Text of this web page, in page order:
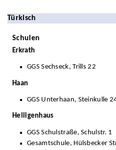
Türkisch
Schulen
Erkrath
GGS Sechseck, Trills 22
Haan
GGS Unterhaan, Steinkulle
Heiligenhaus
GGS Schulstraße, Schulstr. 1
Gesamtschule, Hülsbecker